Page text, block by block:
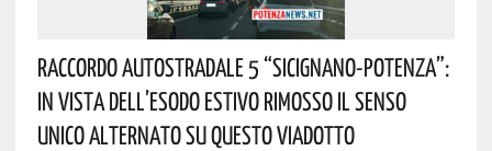
Raccordo Autostradale 5 “Sicignano-Potenza”:
In Vista Dell’esodo Estivo Rimosso Il Senso
Unico Alternato Su Questo Viadotto